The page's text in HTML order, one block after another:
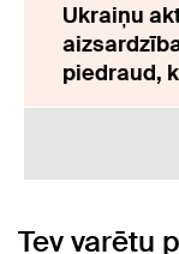
Ukraiņu
piedraud,
Tev varētu